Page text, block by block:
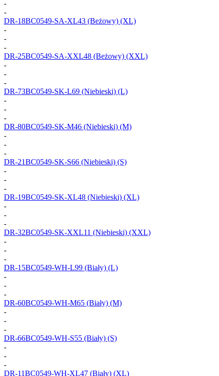
-
-
DR-18BC0549-SA-XL43 (Beżowy) (XL)
-
-
-
DR-25BC0549-SA-XXL48 (Beżowy) (XXL)
-
-
-
DR-73BC0549-SK-L69 (Niebieski) (L)
-
-
-
DR-80BC0549-SK-M46 (Niebieski) (M)
-
-
-
DR-21BC0549-SK-S66 (Niebieski) (S)
-
-
-
DR-19BC0549-SK-XL48 (Niebieski) (XL)
-
-
-
DR-32BC0549-SK-XXL11 (Niebieski) (XXL)
-
-
-
DR-15BC0549-WH-L99 (Biały) (L)
-
-
-
DR-60BC0549-WH-M65 (Biały) (M)
-
-
-
DR-66BC0549-WH-S55 (Biały) (S)
-
-
-
DR-11BC0549-WH-XL47 (Biały) (XL)